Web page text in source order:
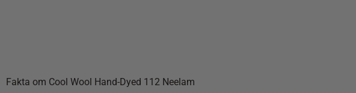
Fakta om Cool Wool Hand-Dyed 112 Neelam